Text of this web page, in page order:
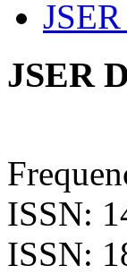
JSER
ISSN:
ISSN: